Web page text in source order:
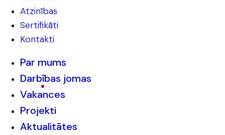
Atzinības
Sertifikāti
Kontakti
Par mums
Darbības jomas
Vakances
Projekti
Aktualitātes